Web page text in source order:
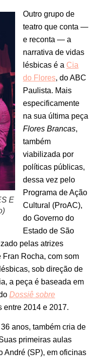
E
Outro grupo de
teatro que conta —
e reconta — a
narrativa de vidas
lésbicas é a Cia
do Flores, do ABC
Paulista. Mais
especificamente
na sua última peça
Flores Brancas,
também
viabilizada por
políticas públicas,
dessa vez pelo
Programa de Ação
Cultural (ProAC),
do Governo do
Estado de São
pelas atrizes
Rocha, com som
sob direção de
a peça é baseada em
Dossiê sobre
entre 2014 e 2017.
anos, também cria de
primeiras aulas
André (SP), em oficinas